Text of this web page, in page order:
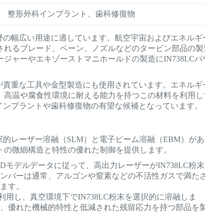
整形外科インプラント、歯科修復物
幅広い用途に適しています。航空宇宙およびエネルギ
るブレード、ベーン、ノズルなどのタービン部品の製
ャーやエキゾーストマニホールドの製造にIN738LCパ
重な工具や金型製造にも使用されています。エネルギ
温や腐食性環境に耐える能力を持つこの材料を利用し
プラントや歯科修復物の有望な候補となっています。
レーザー溶融（SLM）と電子ビーム溶融（EBM）があ
微細構造と特性の優れた制御を提供します。
モデルデータに従って、高出力レーザーがIN738LC粉末
バーは通常、アルゴンや窒素などの不活性ガスで満た
す。
用し、真空環境下でIN738LC粉末を選択的に溶融しま
優れた機械的特性と低減された残留応力を持つ部品を